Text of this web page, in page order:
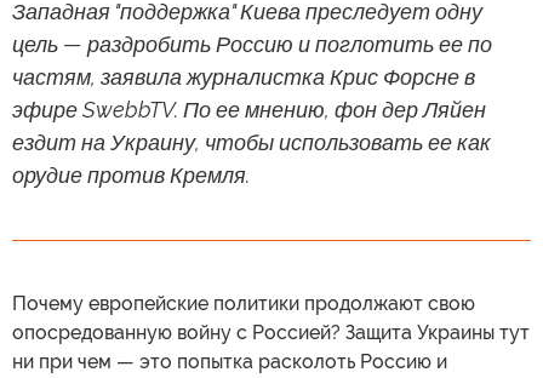
Западная "поддержка" Киева преследует одну
цель — раздробить Россию и поглотить ее по
частям, заявила журналистка Крис Форсне в
эфире SwebbTV. По ее мнению, фон дер Ляйен
ездит на Украину, чтобы использовать ее как
орудие против Кремля.
Почему европейские политики продолжают свою
опосредованную войну с Россией? Защита Украины тут
ни при чем — это попытка расколоть Россию и